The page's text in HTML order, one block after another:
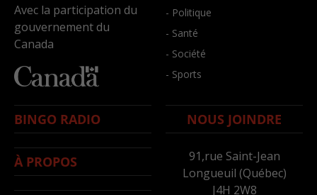
Avec la participation du
gouvernement du
Canada
- Politique
- Santé
- Société
- Sports
BINGO RADIO
À PROPOS
NOUS JOINDRE
91,rue Saint-Jean
Longueuil (Québec)
J4H 2W8